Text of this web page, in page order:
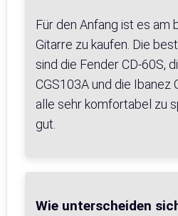
Für den Anfang ist es am
Gitarre zu kaufen. Die
sind die Fender CD-60S,
CGS103A und die Ibanez
alle sehr komfortabel zu
gut.
Wie unterscheiden